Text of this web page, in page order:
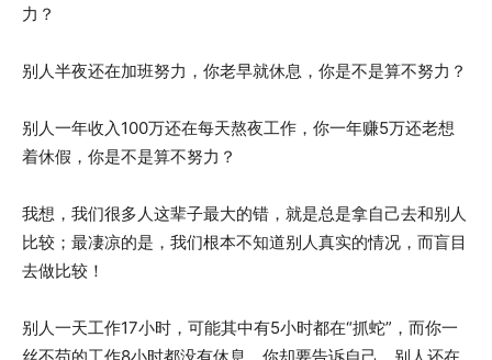
力？
别人半夜还在加班努力，你老早就休息，你是不是算不努力？
别人一年收入100万还在每天熬夜工作，你一年赚5万还老想
着休假，你是不是算不努力？
我想，我们很多人这辈子最大的错，就是总是拿自己去和别人
比较；最凄凉的是，我们根本不知道别人真实的情况，而盲目
去做比较！
别人一天工作17小时，可能其中有5小时都在“抓蛇”，而你一